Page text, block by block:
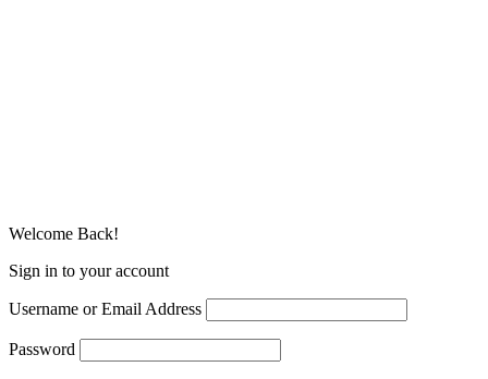
Welcome Back!
Sign in to your account
Username or Email Address
Password